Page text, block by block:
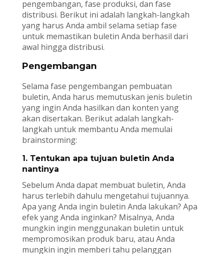
pengembangan, fase produksi, dan fase
distribusi. Berikut ini adalah langkah-langkah
yang harus Anda ambil selama setiap fase
untuk memastikan buletin Anda berhasil dari
awal hingga distribusi.
Pengembangan
Selama fase pengembangan pembuatan
buletin, Anda harus memutuskan jenis buletin
yang ingin Anda hasilkan dan konten yang
akan disertakan. Berikut adalah langkah-
langkah untuk membantu Anda memulai
brainstorming:
1. Tentukan apa tujuan buletin Anda
nantinya
Sebelum Anda dapat membuat buletin, Anda
harus terlebih dahulu mengetahui tujuannya.
Apa yang Anda ingin buletin Anda lakukan? Apa
efek yang Anda inginkan? Misalnya, Anda
mungkin ingin menggunakan buletin untuk
mempromosikan produk baru, atau Anda
mungkin ingin memberi tahu pelanggan